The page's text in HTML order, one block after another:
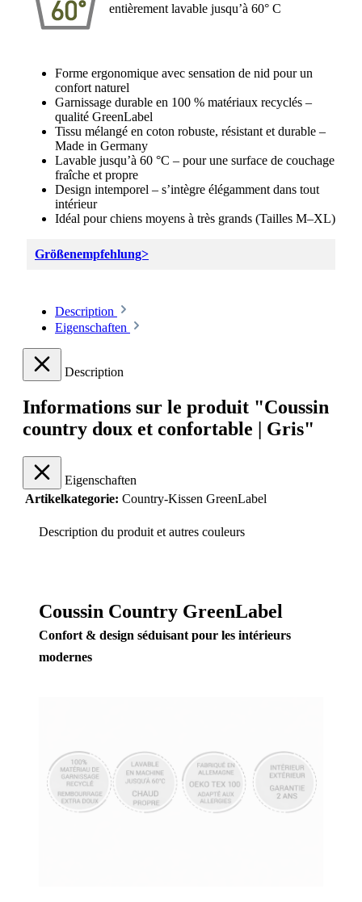
entièrement lavable jusqu’à 60° C
Forme ergonomique avec sensation de nid pour un
confort naturel
Garnissage durable en 100 % matériaux recyclés –
qualité GreenLabel
Tissu mélangé en coton robuste, résistant et durable –
Made in Germany
Lavable jusqu’à 60 °C – pour une surface de couchage
fraîche et propre
Design intemporel – s’intègre élégamment dans tout
intérieur
Idéal pour chiens moyens à très grands (Tailles M–XL)
Größenempfehlung>
Description
Eigenschaften
Description
Informations sur le produit "Coussin
country doux et confortable | Gris"
Eigenschaften
Artikelkategorie: Country-Kissen GreenLabel
Description du produit et autres couleurs
Coussin Country GreenLabel
Confort & design séduisant pour les intérieurs
modernes